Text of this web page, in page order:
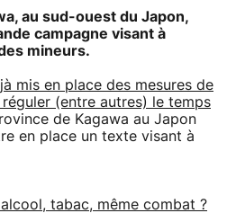
au sud-ouest du Japon,
campagne visant à
mineurs.
mis en place des mesures de
(entre autres) le temps
de Kagawa au Japon
en place un texte visant à
tabac, même combat ?